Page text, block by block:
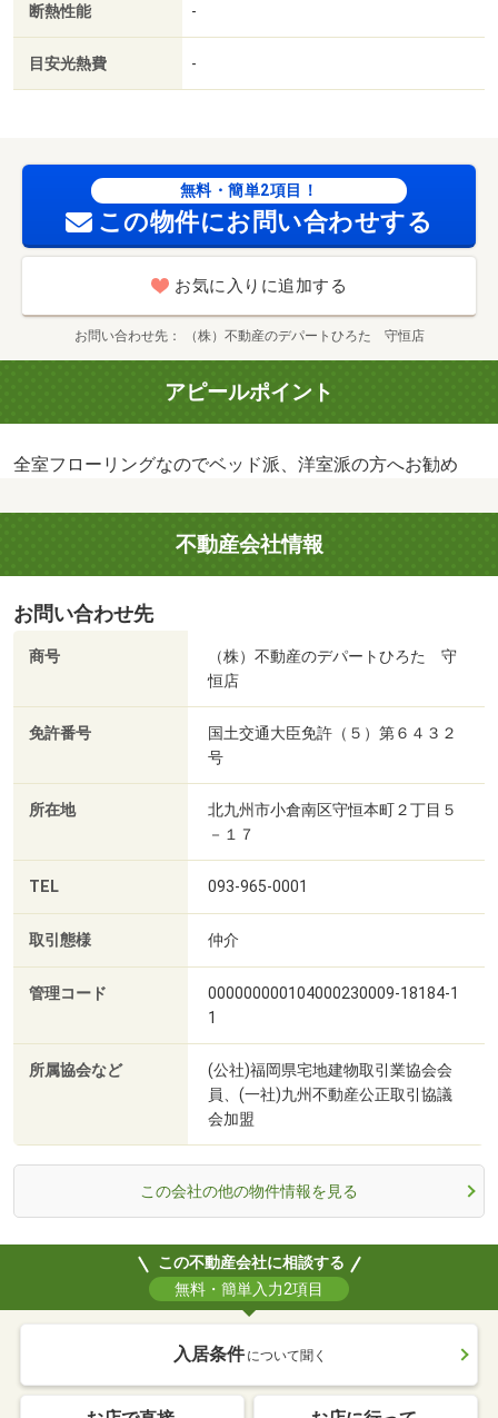
断熱性能 -
目安光熱費 -
無料・簡単2項目！
この物件にお問い合わせする
お気に入りに追加する
お問い合わせ先 （株）不動産のデパートひろた 守恒店
アピールポイント
全室フローリングなのでベッド派、洋室派の方へお勧め
不動産会社情報
お問い合わせ先
商号
（株）不動産のデパートひろた 守
恒店
免許番号
国土交通大臣免許（５）第６４３２
号
所在地
北九州市小倉南区守恒本町２丁目５
－１７
TEL 093-965-0001
取引態様 仲介
管理コード
000000000104000230009-18184-1
1
所属協会など
(公社)福岡県宅地建物取引業協会会
員、(一社)九州不動産公正取引協議
会加盟
この会社の他の物件情報を見る
この不動産会社に相談する
無料・簡単入力2項目
入居条件 について聞く